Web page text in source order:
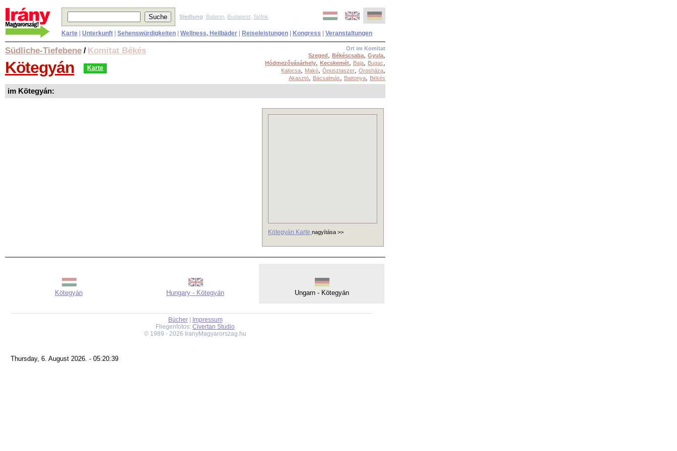
Siedlung: Balaton Budapest Siófok
Karte Unterkunft Sehenswürdigkeiten Wellness, Heilbäder Reiseleistungen Kongress Veranstaltungen
Ort im Komitat
Szeged, Békéscsaba, Gyula,
Hódmezővásárhely, Kecskemét, Baja, Bugac,
Kalocsa, Makó, Ópusztaszer, Orosháza,
Akasztó, Bácsalmás, Battonya, Békés
Südliche-Tiefebene / Komitat Békés
Kötegyán Karte
im Kötegyán:
Kötegyán Karte nagyítása >>
Kötegyán Hungary - Kötegyán Ungarn - Kötegyán
Bücher|
Impressum
Fliegenfotos: Civertan Studio
© 1989 - 2026 IranyMagyarorszag.hu
Thursday, 6. August 2026. - 05:20:39